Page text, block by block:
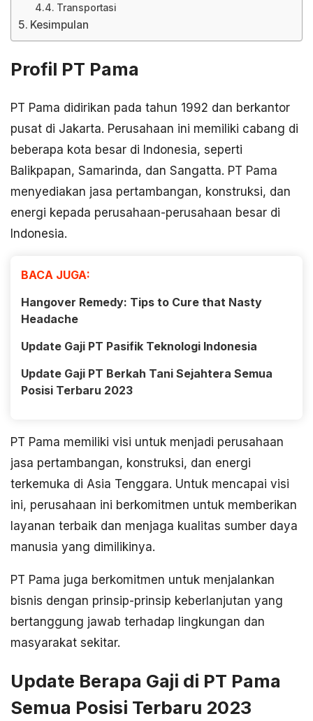
Transportasi
Kesimpulan
Profil PT Pama
PT Pama didirikan pada tahun 1992 dan berkantor
pusat di Jakarta. Perusahaan ini memiliki cabang di
beberapa kota besar di Indonesia, seperti
Balikpapan, Samarinda, dan Sangatta. PT Pama
menyediakan jasa pertambangan, konstruksi, dan
energi kepada perusahaan-perusahaan besar di
Indonesia.
BACA JUGA:
Hangover Remedy: Tips to Cure that Nasty
Headache
Update Gaji PT Pasifik Teknologi Indonesia
Update Gaji PT Berkah Tani Sejahtera Semua
Posisi Terbaru 2023
PT Pama memiliki visi untuk menjadi perusahaan
jasa pertambangan, konstruksi, dan energi
terkemuka di Asia Tenggara. Untuk mencapai visi
ini, perusahaan ini berkomitmen untuk memberikan
layanan terbaik dan menjaga kualitas sumber daya
manusia yang dimilikinya.
PT Pama juga berkomitmen untuk menjalankan
bisnis dengan prinsip-prinsip keberlanjutan yang
bertanggung jawab terhadap lingkungan dan
masyarakat sekitar.
Update Berapa Gaji di PT Pama
Semua Posisi Terbaru 2023